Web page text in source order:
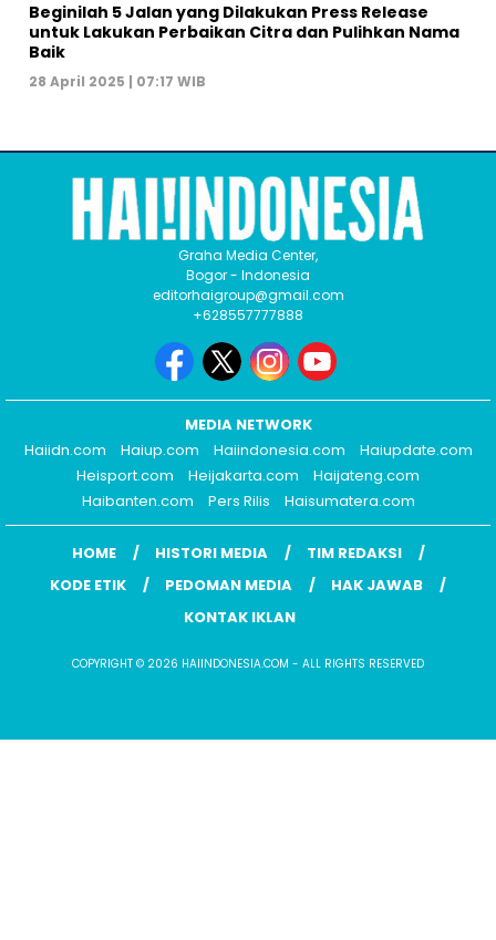
Beginilah 5 Jalan yang Dilakukan Press Release
untuk Lakukan Perbaikan Citra dan Pulihkan Nama
Baik
28 April 2025 | 07:17 WIB
Graha Media Center,
Bogor - Indonesia
editorhaigroup@gmail.com
+628557777888
MEDIA NETWORK
Haiidn.com
Haiup.com Haiindonesia.com
Haiupdate.com
Heisport.com
Heijakarta.com
Haijateng.com
Haibanten.com
Pers Rilis Haisumatera.com
HOME HISTORI MEDIA
TIM REDAKSI
KODE ETIK
PEDOMAN MEDIA
HAK JAWAB
KONTAK IKLAN
COPYRIGHT © 2026 HAIINDONESIA.COM - ALL RIGHTS RESERVED